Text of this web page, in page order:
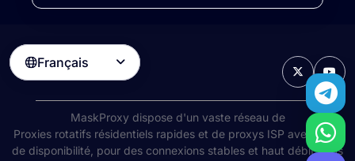
Français 
MaskProxy dispose d'un vaste réseau de
Proxies rotatifs résidentiels rapides et de proxys ISP avec 99%
de disponibilité, pour des connexions stables et haut débit dans